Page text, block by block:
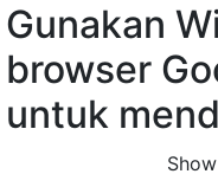
Gunakan
browser
untuk
Show